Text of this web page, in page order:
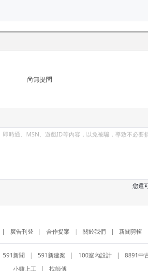
尚無提問
您還
| 廣告刊登 | 合作提案 | 關於我們 | 新聞剪輯
591新聞 | 591新建案 | 100室內設計 |
8891中
小雞上工
| 找師傅